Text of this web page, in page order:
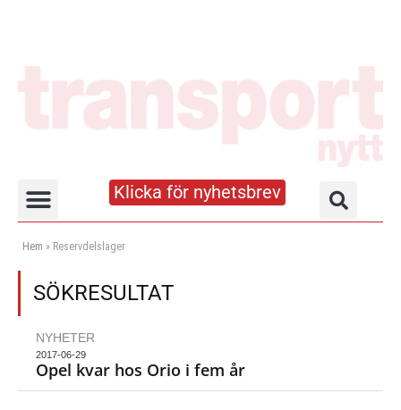
Klicka för nyhetsbrev
Hem » Reservdelslager
SÖKRESULTAT
NYHETER
2017-06-29
Opel kvar hos Orio i fem år